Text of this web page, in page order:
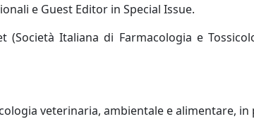
e Guest Editor in Special Issue.
(Società Italiana di Farmacologia e
veterinaria, ambientale e alimentare, in